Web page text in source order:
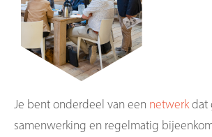
Je bent onderdeel van een netwerkdat
samenwerking en regelmatig